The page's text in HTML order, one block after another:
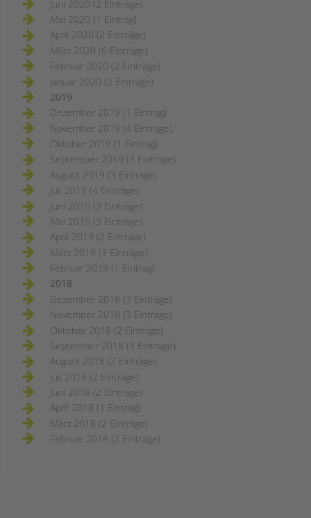
Juni 2020 (2 Einträge)
Mai 2020 (1 Eintrag)
April 2020 (2 Einträge)
März 2020 (6 Einträge)
Februar 2020 (2 Einträge)
Januar 2020 (2 Einträge)
2019
Dezember 2019 (1 Eintrag)
November 2019 (4 Einträge)
Oktober 2019 (1 Eintrag)
September 2019 (3 Einträge)
August 2019 (3 Einträge)
Juli 2019 (4 Einträge)
Juni 2019 (3 Einträge)
Mai 2019 (3 Einträge)
April 2019 (2 Einträge)
März 2019 (3 Einträge)
Februar 2019 (1 Eintrag)
2018
Dezember 2018 (3 Einträge)
November 2018 (3 Einträge)
Oktober 2018 (2 Einträge)
September 2018 (3 Einträge)
August 2018 (2 Einträge)
Juli 2018 (2 Einträge)
Juni 2018 (2 Einträge)
April 2018 (1 Eintrag)
März 2018 (2 Einträge)
Februar 2018 (2 Einträge)